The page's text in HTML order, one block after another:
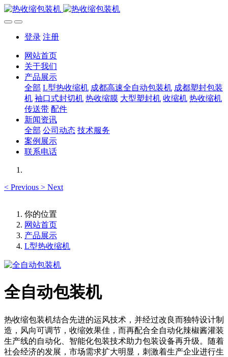
登录 注册
网站首页
关于我们
产品展示
全部 L型热收缩机 成都高速全自动包装机 成都塑封包装
机 袖口式封切机 热收缩膜 大型塑封机 收缩机 热收缩机
传送带 配件
新闻资讯
全部 公司动态 技术服务
案例展示
联系电话
< Previous > Next
你的位置
网站首页
产品展示
L型热收缩机
全自动包装机
热收缩包装机结合先进的运风技术，并经过改良而独特设计制
造，风向可调节，收缩效果佳，而再配合全自动化辣椒酱灌装
生产线的自动化、智能化包装技术助力包装设备再升级。随着
社会经济的发展，市场需求扩大明显，刺激着生产企业进行生